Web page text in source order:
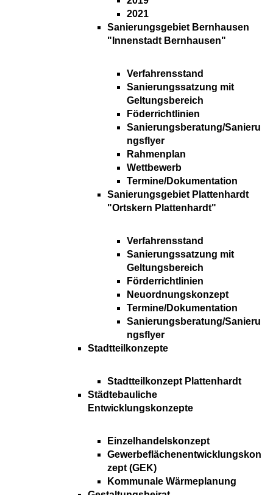
2021
Sanierungsgebiet Bernhausen
"Innenstadt Bernhausen"
Verfahrensstand
Sanierungssatzung mit
Geltungsbereich
Föderrichtlinien
Sanierungsberatung/Sanieru
ngsflyer
Rahmenplan
Wettbewerb
Termine/Dokumentation
Sanierungsgebiet Plattenhardt
"Ortskern Plattenhardt"
Verfahrensstand
Sanierungssatzung mit
Geltungsbereich
Förderrichtlinien
Neuordnungskonzept
Termine/Dokumentation
Sanierungsberatung/Sanieru
ngsflyer
Stadtteilkonzepte
Stadtteilkonzept Plattenhardt
Städtebauliche
Entwicklungskonzepte
Einzelhandelskonzept
Gewerbeflächenentwicklungskon
zept (GEK)
Kommunale Wärmeplanung